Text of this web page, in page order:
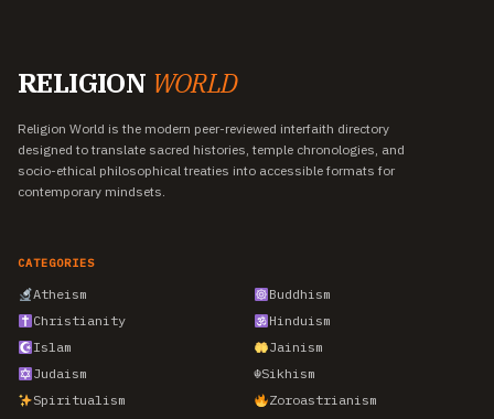
RELIGION WORLD
Religion World is the modern peer-reviewed interfaith directory
designed to translate sacred histories, temple chronologies, and
socio-ethical philosophical treaties into accessible formats for
contemporary mindsets.
CATEGORIES
Atheism
Buddhism
Christianity
Hinduism
Islam
Jainism
Judaism
☬Sikhism
Spiritualism
Zoroastrianism